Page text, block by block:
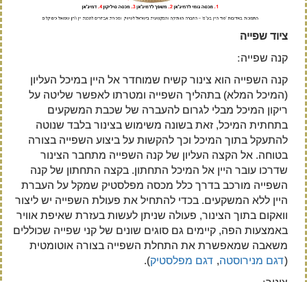
ציוד שפייה
קנה שפייה:
קנה השפייה הוא צינור קשיח שמוחדר אל היין במיכל העליון
(המיכל המלא) בתהליך השפייה ומטרתו לאפשר שליטה על
ריקון המיכל מבלי לגרום להעברה של שכבת המשקעים
בתחתית המיכל, זאת בשונה משימוש בצינור בלבד שנוטה
להתעקל בתוך המיכל וכך להקשות על ביצוע השפייה בצורה
בטוחה. אל הקצה העליון של קנה השפייה מתחבר הצינור
שדרכו עובר היין אל המיכל התחתון. בקצה התחתון של קנה
השפייה מורכב בדרך כלל מכסה מפלסטיק שמקל על העברת
היין ללא המשקעים. בכדי להתחיל את פעולת השפייה יש ליצור
וואקום בתוך הצינור, פעולה שניתן לעשות בעזרת שאיפת אוויר
באמצעות הפה, קיימים גם סוגים שונים של קני שפייה שכוללים
משאבה שמאפשרת את התחלת השפייה בצורה אוטומטית
(דגם מנירוסטה, דגם מפלסטיק).